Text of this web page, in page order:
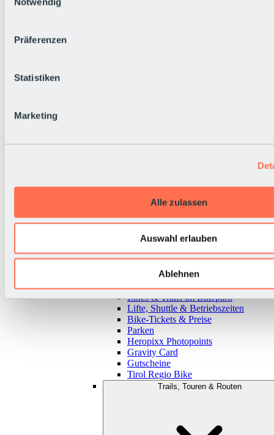
Präferenzen
Statistiken
Marketing
Alle zulassen
Auswahl erlauben
Ablehnen
Zurück
Alles zu Bikepark & Tickets
Lines & Trails im Bikepark
Lifte, Shuttle & Betriebszeiten
Bike-Tickets & Preise
Parken
Heropixx Photopoints
Gravity Card
Gutscheine
Tirol Regio Bike
Trails, Touren & Routen